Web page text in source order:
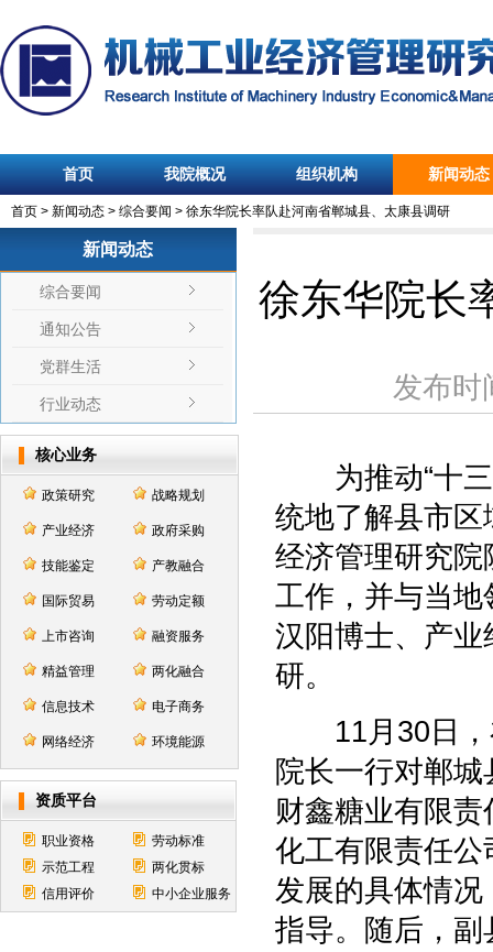
首页 我院概况 组织机构 新闻动态
首页 > 新闻动态 > 综合要闻 > 徐东华院长率队赴河南省郸城县、太康县调研
新闻动态
综合要闻
通知公告
党群生活
行业动态
核心业务
政策研究 战略规划
产业经济 政府采购
技能鉴定 产教融合
国际贸易 劳动定额
上市咨询 融资服务
精益管理 两化融合
信息技术 电子商务
网络经济 环境能源
资质平台
职业资格
劳动标准
示范工程
两化贯标
信用评价
中小企业服务
徐东华院长
发布时
为推动“十三
统地了解县市
经济管理研究
工作，并与当
汉阳博士、产
研。
11月30日，
院长一行对郸
财鑫糖业有限
化工有限责任
发展的具体情
指导。随后，